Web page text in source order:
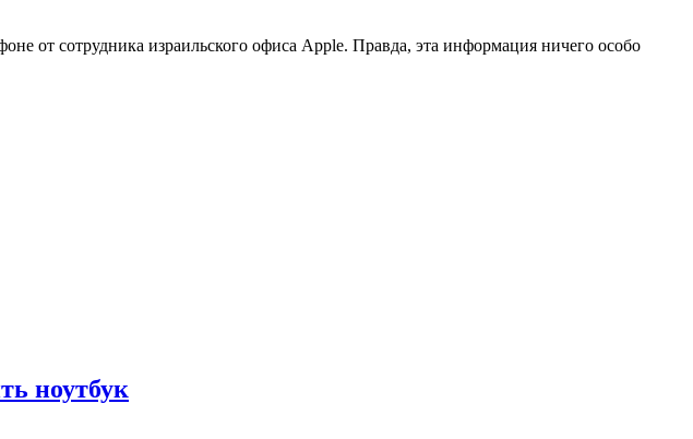
от сотрудника израильского офиса Apple. Правда, эта информация ничего особо
ноутбук